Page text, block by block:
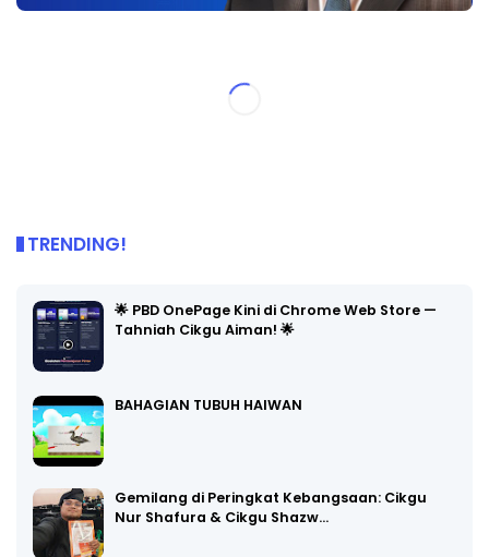
TRENDING!
🌟 PBD OnePage Kini di Chrome Web Store —
Tahniah Cikgu Aiman! 🌟
BAHAGIAN TUBUH HAIWAN
Gemilang di Peringkat Kebangsaan: Cikgu
Nur Shafura & Cikgu Shazw…